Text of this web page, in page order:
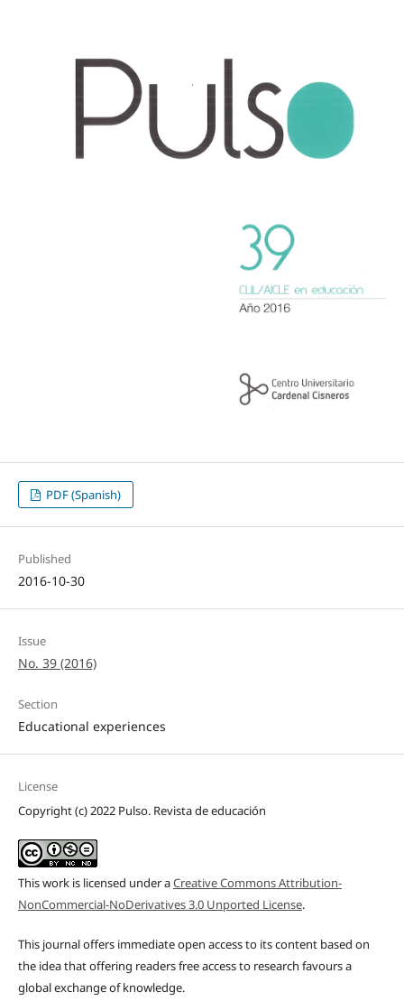
PDF (Spanish)
Published
2016-10-30
Issue
No. 39 (2016)
Section
Educational experiences
License
Copyright (c) 2022 Pulso. Revista de educación
This work is licensed under aCreative Commons Attribution-
NonCommercial-NoDerivatives 3.0 Unported License.
This journal offers immediate open access to its content based on
the idea that offering readers free access to research favours a
global exchange of knowledge.